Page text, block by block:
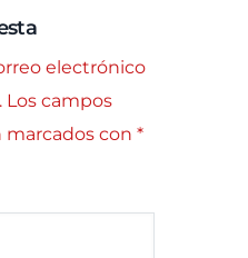
electrónico
Los campos
con *